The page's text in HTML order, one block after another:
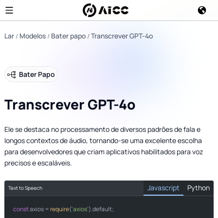
Lar Modelos Bater papo Transcrever GPT-4o
Bater Papo
Transcrever GPT-4o
Ele se destaca no processamento de diversos padrões de fala e
longos contextos de áudio, tornando-se uma excelente escolha
para desenvolvedores que criam aplicativos habilitados para voz
precisos e escaláveis.
Text to Speech Javascript Python
const axios = require('axios').default;
import